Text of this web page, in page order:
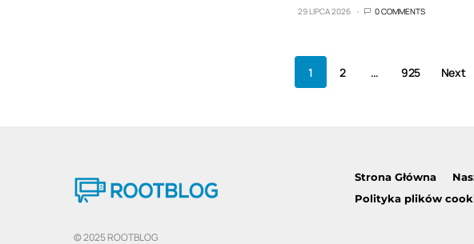
29 LIPCA 2026 0 COMMENTS
1 2 … 925 Next
© 2025 ROOTBLOG
Strona Główna
Polityka plików